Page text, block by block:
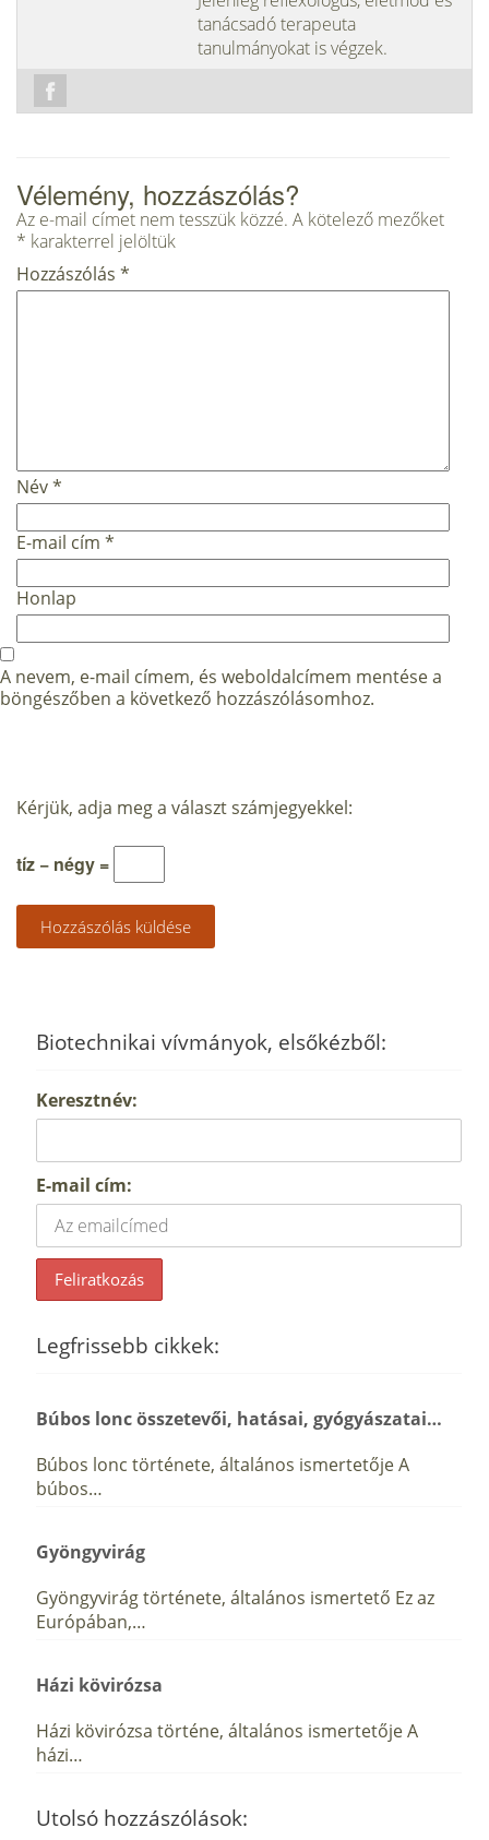
tanácsadó terapeuta
tanulmányokat is végzek.
Vélemény, hozzászólás?
Az e-mail címet nem tesszük közzé. A kötelező mezőket
* karakterrel jelöltük
Hozzászólás *
Név*
E-mail cím *
Honlap
A nevem, e-mail címem, és weboldalcímem mentése a
böngészőben a következő hozzászólásomhoz.
Kérjük, adja meg a választ számjegyekkel:
tíz − négy =
Biotechnikai vívmányok, elsőkézből:
Keresztnév:
E-mail cím:
Legfrissebb cikkek:
Búbos lonc összetevői, hatásai, gyógyászatai…
Búbos lonc története, általános ismertetője A
búbos…
Gyöngyvirág
Gyöngyvirág története, általános ismertető Ez az
Európában,…
Házi kövirózsa
Házi kövirózsa történe, általános ismertetője A
házi…
Utolsó hozzászólások: